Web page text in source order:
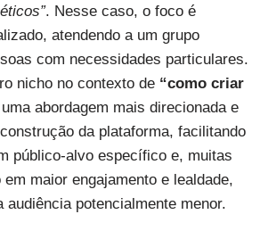
. Nesse caso, o foco é
atendendo a um grupo
com necessidades particulares.
nicho no contexto de “como criar
abordagem mais direcionada e
da plataforma, facilitando
público-alvo específico e, muitas
maior engajamento e lealdade,
audiência potencialmente menor.